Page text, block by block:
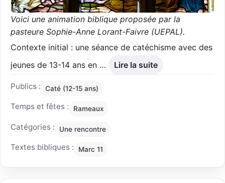
Voici une animation biblique proposée par la
pasteure Sophie-Anne Lorant-Faivre (UEPAL).
Contexte initial : une séance de catéchisme avec des
jeunes de 13-14 ans en …
Lire la suite
Publics : Caté (12-15 ans)
Temps et fêtes : Rameaux
Catégories : Une rencontre
Textes bibliques : Marc 11